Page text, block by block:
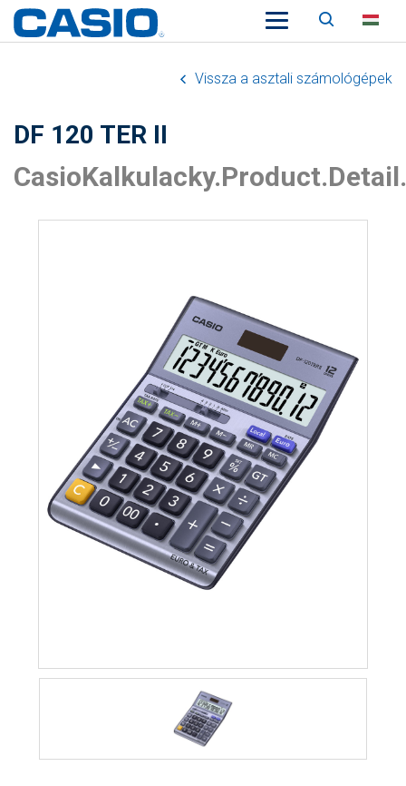
Keresés
Vissza a asztali számológépek
DF 120 TER II